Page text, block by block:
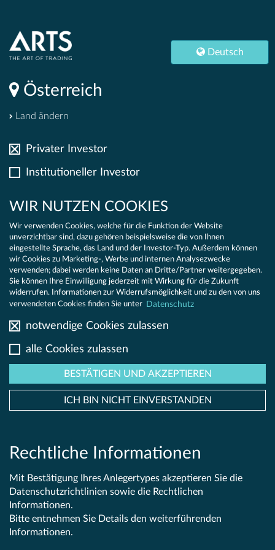
Deutsch | Österreich
Zu unserem Bedauern müssen wir Sie
leider darüber informieren, dass wir in
dem von Ihnen gewählten Land das
Produkt
C-QUADRAT ARTS Total Return
Global AMI
nicht anbieten dürfen.
Management
GmbH
Ein Unternehmen
der C-QUADRAT
Gruppe
Mitwirkungspolitik
Rechtliche Hinweise
Impressum
Karriere
Deutsch
Österreich
Land ändern
Privater Investor
Institutioneller Investor
WIR NUTZEN COOKIES
Wir verwenden Cookies, welche für die Funktion der Website
unverzichtbar sind, dazu gehören beispielsweise die von Ihnen
eingestellte Sprache, das Land und der Investor-Typ. Außerdem können
wir Cookies zu Marketing-, Werbe und internen Analysezwecke
verwenden; dabei werden keine Daten an Dritte/Partner weitergegeben.
Sie können Ihre Einwilligung jederzeit mit Wirkung für die Zukunft
widerrufen. Informationen zur Widerrufsmöglichkeit und zu den von uns
verwendeten Cookies finden Sie unter
Datenschutz
notwendige Cookies zulassen
alle Cookies zulassen
BESTÄTIGEN UND AKZEPTIEREN
ICH BIN NICHT EINVERSTANDEN
Rechtliche Informationen
Mit Bestätigung Ihres Anlegertypes akzeptieren Sie die
Datenschutzrichtlinien sowie die Rechtlichen
Informationen.
Bitte entnehmen Sie Details den weiterführenden
Informationen.